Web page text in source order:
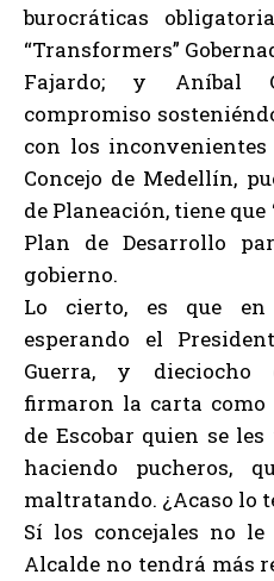
burocráticas
“Transformers”
Fajardo; y Aníbal
compromiso
con los
Concejo de Medellín,
de Planeación, tiene
Plan de Desarrollo
gobierno.
Lo cierto, es que
esperando el
Guerra, y dieciocho
firmaron la carta
de Escobar quien se
haciendo pucheros,
maltratando. ¿Acaso lo
Sí los concejales no le
Alcalde no tendrá más